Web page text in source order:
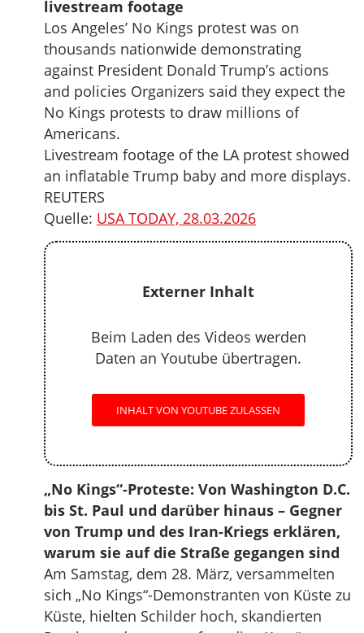
livestream footage
Los Angeles’ No Kings protest was on
thousands nationwide demonstrating
against President Donald Trump’s actions
and policies Organizers said they expect the
No Kings protests to draw millions of
Americans.
Livestream footage of the LA protest showed
an inflatable Trump baby and more displays.
REUTERS
Quelle: USA TODAY, 28.03.2026
Externer Inhalt
Beim Laden des Videos werden
Daten an Youtube übertragen.
INHALT VON YOUTUBE ZULASSEN
„No Kings“-Proteste: Von Washington D.C.
bis St. Paul und darüber hinaus – Gegner
von Trump und des Iran-Kriegs erklären,
warum sie auf die Straße gegangen sind
Am Samstag, dem 28. März, versammelten
sich „No Kings“-Demonstranten von Küste zu
Küste, hielten Schilder hoch, skandierten